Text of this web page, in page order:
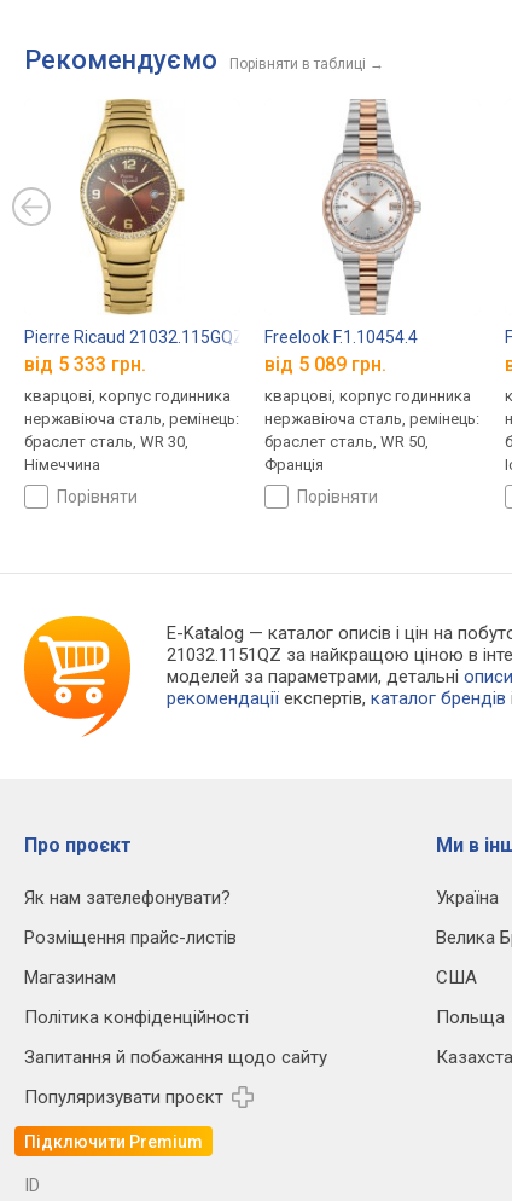
Рекомендуємо Порівняти в таблиці →
Pierre Ricaud 21032.115GQZ
від 5 333 грн.
кварцові, корпус годинника
нержавіюча сталь, ремінець:
браслет сталь, WR 30,
Німеччина
порівняти
Freelook F.1.10454.4
від 5 089 грн.
кварцові, корпус годинника
нержавіюча сталь, ремінець:
браслет сталь, WR 50,
Франція
порівняти
E-Katalog — каталог описів і цін на
21032.1151QZ за найкращою ціною в
моделей за параметрами, детальні
рекомендації експертів,каталог брендів
Про проєкт
Як нам зателефонувати?
Розміщення прайс-листів
Магазинам
Політика конфіденційності
Запитання й побажання щодо сайту
Популяризувати проєкт
Підключити Premium
Ми в
Україна
Велика
США
Польща
ID